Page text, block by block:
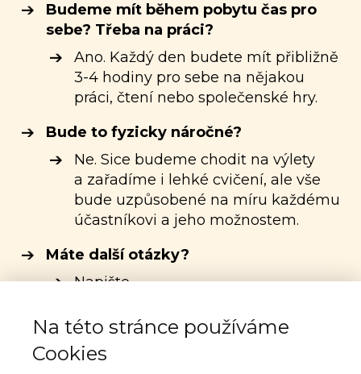
Budeme mít během pobytu čas pro
sebe? Třeba na práci?
Ano. Každý den budete mít přibližně
3-4 hodiny pro sebe na nějakou
práci, čtení nebo společenské hry.
Bude to fyzicky náročné?
Ne. Sice budeme chodit na výlety
a zařadíme i lehké cvičení, ale vše
bude uzpůsobené na míru každému
účastníkovi a jeho možnostem.
Máte další otázky?
Napište
a vše vám zodpovím.
Na této stránce používáme
Cookies